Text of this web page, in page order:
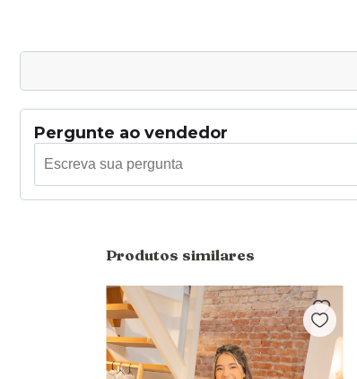
Pergunte ao vendedor
Produtos similares